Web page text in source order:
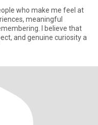
who make me feel at
meaningful
I believe that
and genuine curiosity a